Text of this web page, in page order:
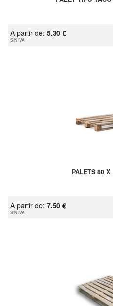
A partir de: 5.30 €
SIN IVA
PALETS 80 X
A partir de: 7.50 €
SIN IVA